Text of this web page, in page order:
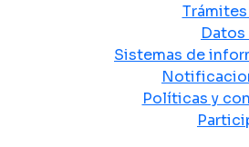
Sistemas de
Políticas y